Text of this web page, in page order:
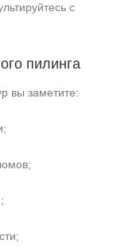
с
пилинга
вы заметите: